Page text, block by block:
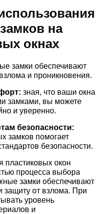
на
окнах
замки обеспечивают
и проникновения.
зная, что ваши окна
замками, вы можете
и уверенно.
безопасности:
замков помогает
безопасности.
пластиковых окон
процесса выбора
замки обеспечивают
защиту от взлома. При
уровень
и